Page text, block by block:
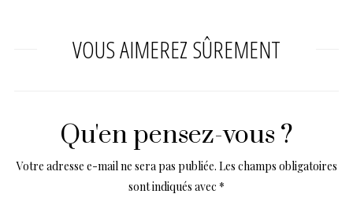
VOUS AIMEREZ SÛREMENT
Qu'en pensez-vous ?
Votre adresse e-mail ne sera pas publiée. Les champs obligatoires
sont indiqués avec *